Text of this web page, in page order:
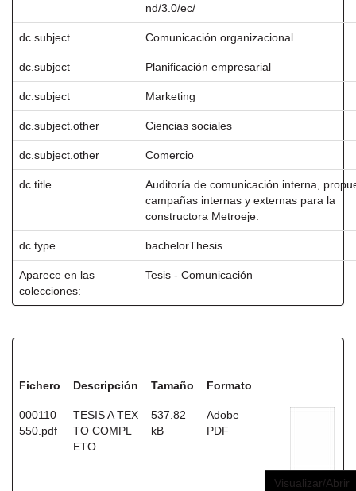
nd/3.0/ec/
dc.subject Comunicación organizacional
dc.subject Planificación empresarial
dc.subject Marketing
dc.subject.other Ciencias sociales
dc.subject.other Comercio
dc.title
Auditoría de comunicación interna,
campañas internas y externas para la
constructora Metroeje.
dc.type bachelorThesis
Aparece en las
colecciones:
Tesis - Comunicación
Fichero Descripción Tamaño Formato
000110
550.pdf
TESIS A TEX
TO COMPL
ETO
537.82
kB
Adobe
PDF
Visualizar/Abrir